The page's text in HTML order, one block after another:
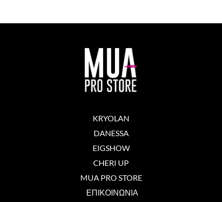
KRYOLAN
DANESSA
EIGSHOW
CHERI UP
MUA PRO STORE
ΕΠΙΚΟΙΝΩΝΙΑ